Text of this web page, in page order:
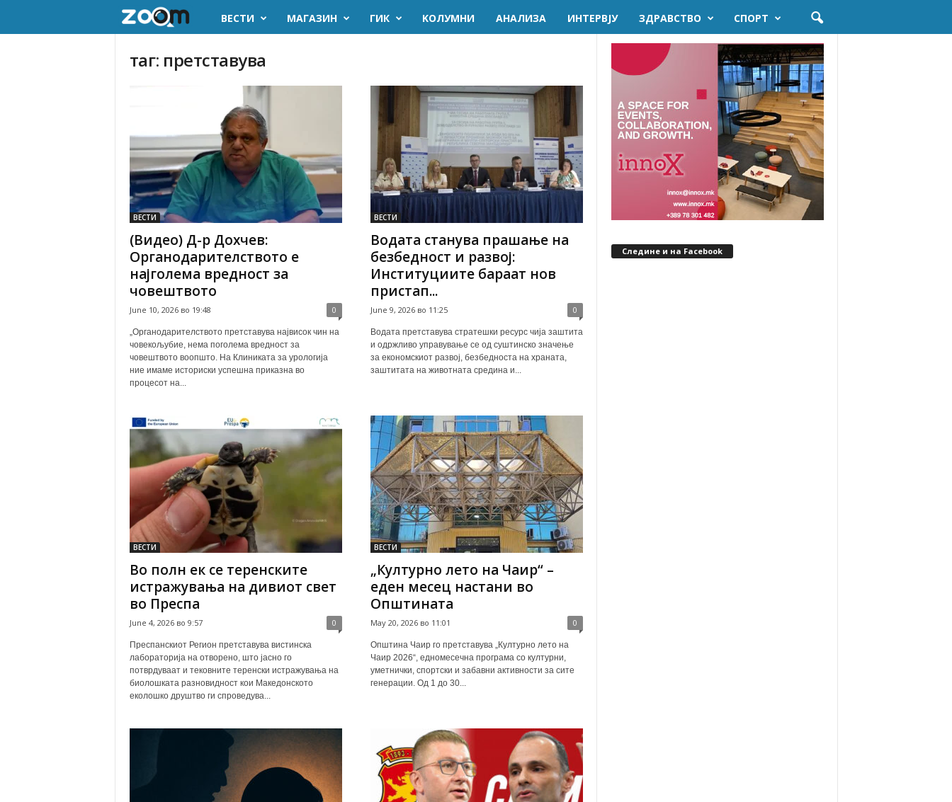
ВЕСТИ МАГАЗИН ГИК KОЛУМНИ AНАЛИЗА ИНТЕРВЈУ ЗДРАВСТВО СПОРТ
таг: претставува
ВЕСТИ
(Видео) Д-р Дохчев:
Органодарителството е
најголема вредност за
човештвото
June 10, 2026 во 19:48 0
„Органодарителството претставува највисок чин на
човекољубие, нема поголема вредност за
човештвото воопшто. На Клиниката за урологија
ние имаме историски успешна приказна во
процесот на...
ВЕСТИ
Водата станува прашање на
безбедност и развој:
Институциите бараат нов
пристап...
June 9, 2026 во 11:25 0
Водата претставува стратешки ресурс чија заштита
и одржливо управување се од суштинско значење
за економскиот развој, безбедноста на храната,
заштитата на животната средина и...
ВЕСТИ
Во полн ек се теренските
истражувања на дивиот свет
во Преспа
June 4, 2026 во 9:57 0
Преспанскиот Регион претставува вистинска
лабораторија на отворено, што јасно го
потврдуваат и тековните теренски истражувања на
биолошката разновидност кои Македонското
еколошко друштво ги спроведува...
ВЕСТИ
„Културно лето на Чаир“ –
еден месец настани во
Општината
May 20, 2026 во 11:01 0
Општина Чаир го претставува „Културно лето на
Чаир 2026“, едномесечна програма со културни,
уметнички, спортски и забавни активности за сите
генерации. Од 1 до 30...
Следине и на Facebook